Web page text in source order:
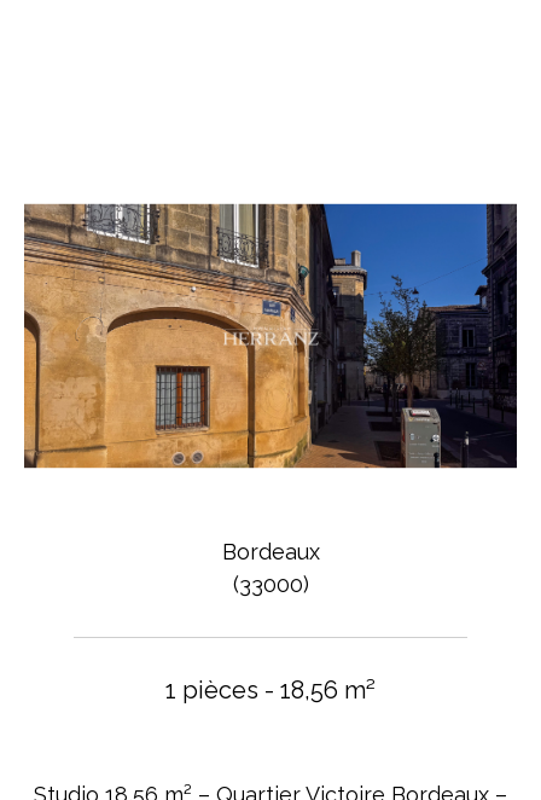
Bordeaux
(33000)
1 pièces - 18,56 m²
Studio 18,56 m² – Quartier Victoire Bordeaux –